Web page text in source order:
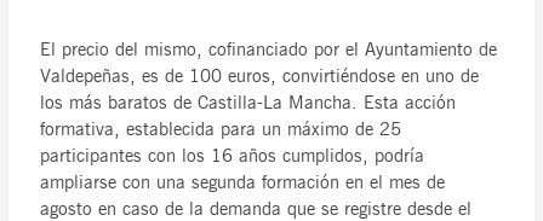
El precio del mismo, cofinanciado por el Ayuntamiento de
Valdepeñas, es de 100 euros, convirtiéndose en uno de
los más baratos de Castilla-La Mancha. Esta acción
formativa, establecida para un máximo de 25
participantes con los 16 años cumplidos, podría
ampliarse con una segunda formación en el mes de
agosto en caso de la demanda que se registre desde el